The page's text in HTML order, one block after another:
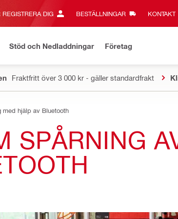
DIG BESTÄLLNINGAR KONTAKT‎
Stöd och Nedladdningar Företag
Fraktfritt över 3 000 kr - gäller standardfrakt
med hjälp av Bluetooth
SPÅRNING